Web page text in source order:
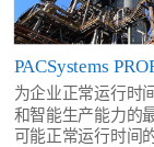
PACSystems
为企业正常运行时
和智能生产能力的
可能正常运行时间